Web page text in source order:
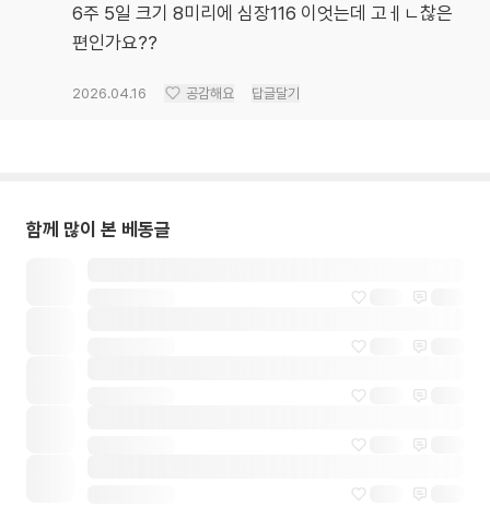
6주 5일 크기 8미리에 심장116 이엇는데 고ㅔㄴ찮은
편인가요??
2026.04.16 공감해요 답글달기
함께 많이 본 베동글